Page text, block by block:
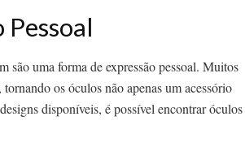
uma forma de expressão pessoal. Muitos
os óculos não apenas um acessório
disponíveis, é possível encontrar óculos